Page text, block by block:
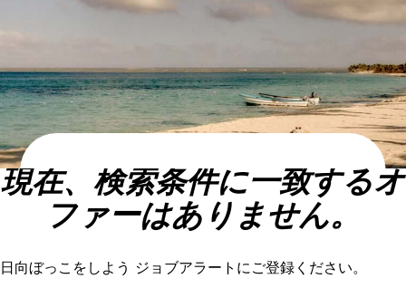
現在、検索条件に一致するオ
ファーはありません。
日向ぼっこをしよう ジョブアラートにご登録ください。